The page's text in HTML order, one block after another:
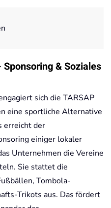
& Soziales
sich die TARSAP
eine sportliche Alternative
erreicht der
einiger lokaler
Unternehmen die Vereine
Sie stattet die
Tombola-
Trikots aus. Das fördert